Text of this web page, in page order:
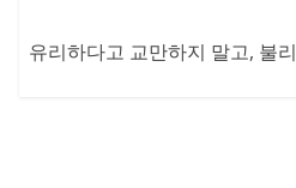
유리하다고 교만하지 말고, 불